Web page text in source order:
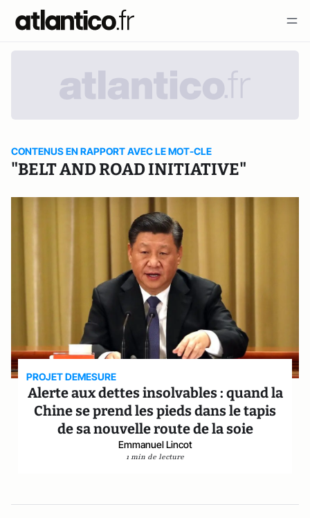
CONTENUS EN RAPPORT AVEC LE MOT-CLE
"BELT AND ROAD INITIATIVE"
PROJET DEMESURE
Alerte aux dettes insolvables : quand la
Chine se prend les pieds dans le tapis
de sa nouvelle route de la soie
Emmanuel Lincot
1 min de lecture